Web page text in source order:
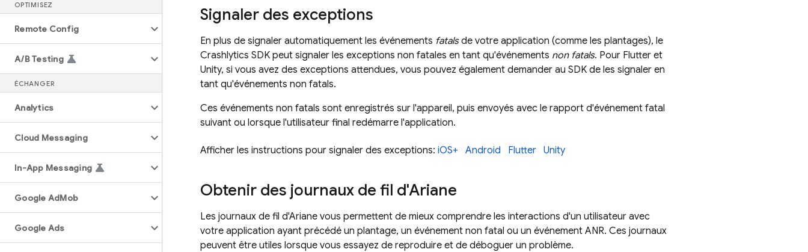
OPTIMISEZ
Remote Config
A/B Testing
ÉCHANGER
Analytics
Cloud Messaging
In-App Messaging
Google AdMob
Google Ads
Signaler des exceptions
En plus de signaler automatiquement les événements fatalsde votre application (comme les plantages), le
Crashlytics SDK peut signaler les exceptions non fatales en tant qu'événements non fatals. Pour Flutter et
Unity, si vous avez des exceptions attendues, vous pouvez également demander au SDK de les signaler en
tant qu'événements non fatals.
Ces événements non fatals sont enregistrés sur l'appareil, puis envoyés avec le rapport d'événement fatal
suivant ou lorsque l'utilisateur final redémarre l'application.
Afficher les instructions pour signaler des exceptions: iOS+ Android Flutter Unity
Obtenir des journaux de fil d'Ariane
Les journaux de fil d'Ariane vous permettent de mieux comprendre les interactions d'un utilisateur avec
votre application ayant précédé un plantage, un événement non fatal ou un événement ANR. Ces journaux
peuvent être utiles lorsque vous essayez de reproduire et de déboguer un problème.